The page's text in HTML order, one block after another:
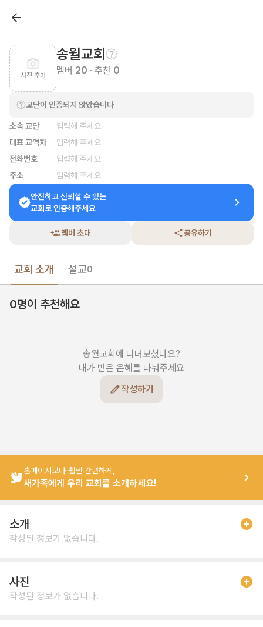
사진 추가
송월교회
멤버 20 · 추천 0
교단이 인증되지 않았습니다
소속 교단
입력해 주세요
대표 교역자
입력해 주세요
전화번호
입력해 주세요
주소
입력해 주세요
안전하고 신뢰할 수 있는
교회로 인증해주세요
멤버 초대 공유하기
교회 소개 설교0
0명이 추천해요
송월교회에 다녀보셨나요?
내가 받은 은혜를 나눠주세요
작성하기
홈페이지보다 훨씬 간편하게,
새가족에게 우리 교회를 소개하세요!
소개
작성된 정보가 없습니다.
사진
작성된 정보가 없습니다.